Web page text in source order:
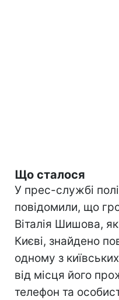
Що сталося
У прес-службі
повідомили, що
Віталія Шишова,
Києві, знайдено
одному з
від місця його
телефон та